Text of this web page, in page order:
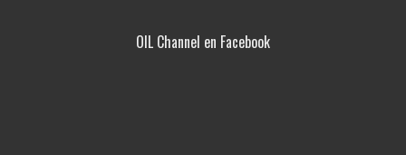
OIL Channel en Facebook